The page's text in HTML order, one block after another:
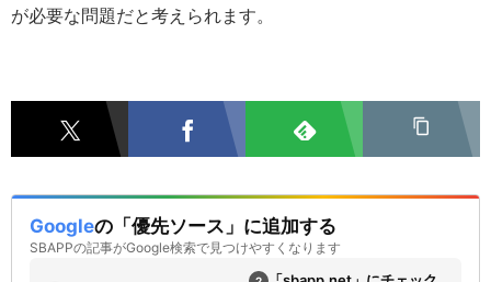
が必要な問題だと考えられます。
Googleの「優先ソース」に追加する
SBAPPの記事がGoogle検索で見つけやすくなります